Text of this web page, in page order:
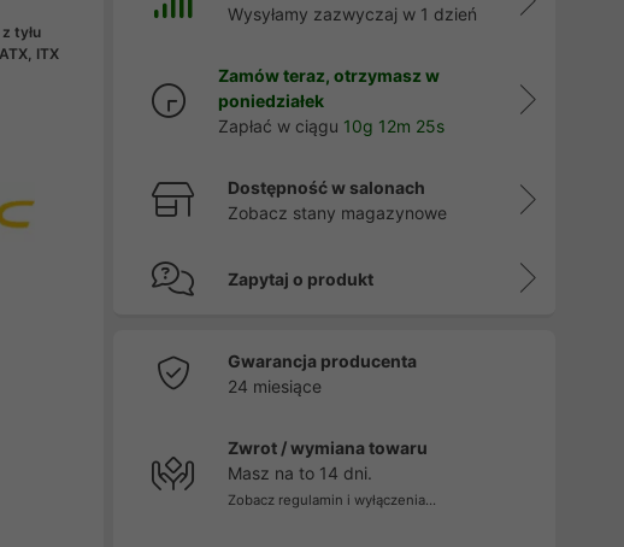
tyłu
ITX
Wysyłamy zazwyczaj w 1 dzień
Zamów teraz, otrzymasz w
poniedziałek
Zapłać w ciągu 10g 12m 23s
Dostępność w salonach
Zobacz stany magazynowe
Zapytaj o produkt
Gwarancja producenta
24 miesiące
Zwrot / wymiana towaru
Masz na to 14 dni.
Zobacz regulamin i wyłączenia...